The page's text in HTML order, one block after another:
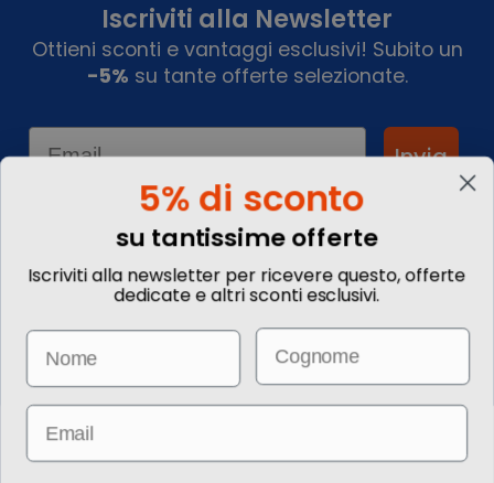
Informazioni
Come prenotare
Informazioni Legali
Iscriviti alla Newsletter
Ottieni sconti e vantaggi esclusivi! Subito un
-5% su tante offerte selezionate.
Email
Invia
Le immagini hanno valore puramente illustrativo. I prezzi e le
5% di sconto
su tantissime offerte
Iscriviti alla newsletter per ricevere questo, offerte
dedicate e altri sconti esclusivi.
Name Email
Email